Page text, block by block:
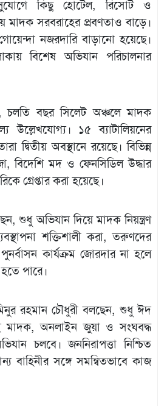
কিছু হোটেল, রিসোর্ট ও
মাদক সরবরাহের প্রবণতাও বাড়ে।
নজরদারি বাড়ানো হয়েছে।
বিশেষ অভিযান পরিচালনার
চলতি বছর সিলেট অঞ্চলে মাদক
উল্লেখযোগ্য। ১৫ ব্যাটালিয়নের
দ্বিতীয় অবস্থানে রয়েছে। বিভিন্ন
বিদেশি মদ ও ফেনসিডিল উদ্ধার
গ্রেপ্তার করা হয়েছে।
শুধু অভিযান দিয়ে মাদক নিয়ন্ত্রণ
শক্তিশালী করা, তরুণদের
কার্যক্রম জোরদার না হলে
পারে।
রহমান চৌধুরী বলছেন, শুধু ঈদ
মাদক, অনলাইন জুয়া ও সংঘবদ্ধ
চলবে। জননিরাপত্তা নিশ্চিত
বাহিনীর সঙ্গে সমন্বিতভাবে কাজ